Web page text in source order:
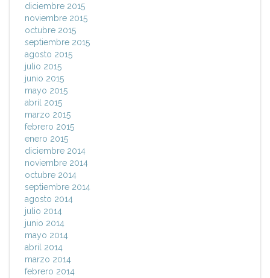
diciembre 2015
noviembre 2015
octubre 2015
septiembre 2015
agosto 2015
julio 2015
junio 2015
mayo 2015
abril 2015
marzo 2015
febrero 2015
enero 2015
diciembre 2014
noviembre 2014
octubre 2014
septiembre 2014
agosto 2014
julio 2014
junio 2014
mayo 2014
abril 2014
marzo 2014
febrero 2014